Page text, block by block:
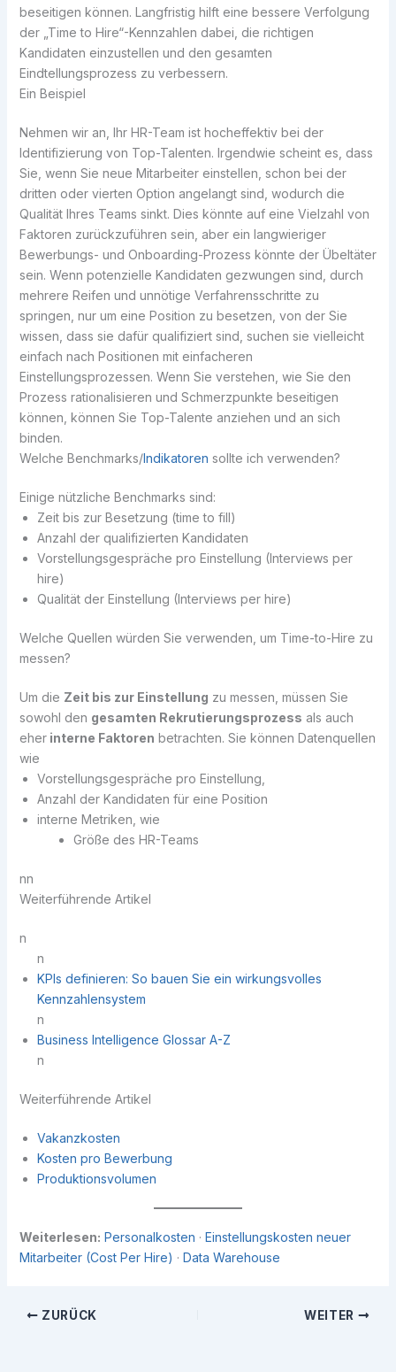
beseitigen können. Langfristig hilft eine bessere Verfolgung
der „Time to Hire“-Kennzahlen dabei, die richtigen
Kandidaten einzustellen und den gesamten
Eindtellungsprozess zu verbessern.
Ein Beispiel
Nehmen wir an, Ihr HR-Team ist hocheffektiv bei der
Identifizierung von Top-Talenten. Irgendwie scheint es, dass
Sie, wenn Sie neue Mitarbeiter einstellen, schon bei der
dritten oder vierten Option angelangt sind, wodurch die
Qualität Ihres Teams sinkt. Dies könnte auf eine Vielzahl von
Faktoren zurückzuführen sein, aber ein langwieriger
Bewerbungs- und Onboarding-Prozess könnte der Übeltäter
sein. Wenn potenzielle Kandidaten gezwungen sind, durch
mehrere Reifen und unnötige Verfahrensschritte zu
springen, nur um eine Position zu besetzen, von der Sie
wissen, dass sie dafür qualifiziert sind, suchen sie vielleicht
einfach nach Positionen mit einfacheren
Einstellungsprozessen. Wenn Sie verstehen, wie Sie den
Prozess rationalisieren und Schmerzpunkte beseitigen
können, können Sie Top-Talente anziehen und an sich
binden.
Welche Benchmarks/Indikatoren sollte ich verwenden?
Einige nützliche Benchmarks sind:
Zeit bis zur Besetzung (time to fill)
Anzahl der qualifizierten Kandidaten
Vorstellungsgespräche pro Einstellung (Interviews per
hire)
Qualität der Einstellung (Interviews per hire)
Welche Quellen würden Sie verwenden, um Time-to-Hire zu
messen?
Um die Zeit bis zur Einstellung zu messen, müssen Sie
sowohl den gesamten Rekrutierungsprozess als auch
eherinterne Faktoren betrachten. Sie können Datenquellen
wie
Vorstellungsgespräche pro Einstellung,
Anzahl der Kandidaten für eine Position
interne Metriken, wie
Größe des HR-Teams
nn
Weiterführende Artikel
n
n
KPIs definieren: So bauen Sie ein wirkungsvolles
Kennzahlensystem
n
Business Intelligence Glossar A-Z
n
Weiterführende Artikel
Vakanzkosten
Kosten pro Bewerbung
Produktionsvolumen
Weiterlesen: Personalkosten · Einstellungskosten neuer
Mitarbeiter (Cost Per Hire) · Data Warehouse
ZURÜCK WEITER